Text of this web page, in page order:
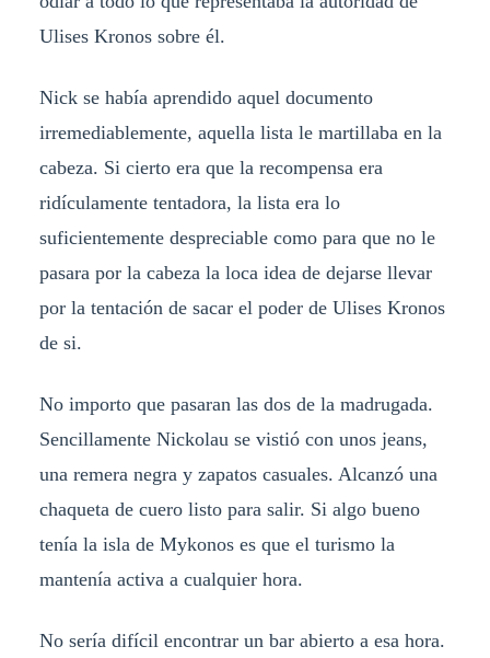
Ulises Kronos sobre él.
Nick se había aprendido aquel documento
irremediablemente, aquella lista le martillaba en la
cabeza. Si cierto era que la recompensa era
ridículamente tentadora, la lista era lo
suficientemente despreciable como para que no le
pasara por la cabeza la loca idea de dejarse llevar
por la tentación de sacar el poder de Ulises Kronos
de si.
No importo que pasaran las dos de la madrugada.
Sencillamente Nickolau se vistió con unos jeans,
una remera negra y zapatos casuales. Alcanzó una
chaqueta de cuero listo para salir. Si algo bueno
tenía la isla de Mykonos es que el turismo la
mantenía activa a cualquier hora.
No sería difícil encontrar un bar abierto a esa hora.